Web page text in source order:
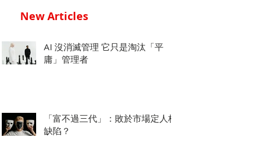
New Articles
AI 沒消滅管理 它只是淘汰「平
庸」管理者
「富不過三代」：敗於市場定人格
缺陷？